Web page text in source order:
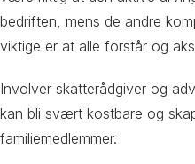
bedriften, mens de andre
viktige er at alle forstår og
Involver skatterådgiver og
kan bli svært kostbare og
familiemedlemmer.